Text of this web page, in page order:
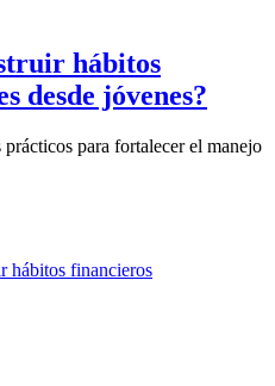
hábitos
desde jóvenes?
para fortalecer el manejo